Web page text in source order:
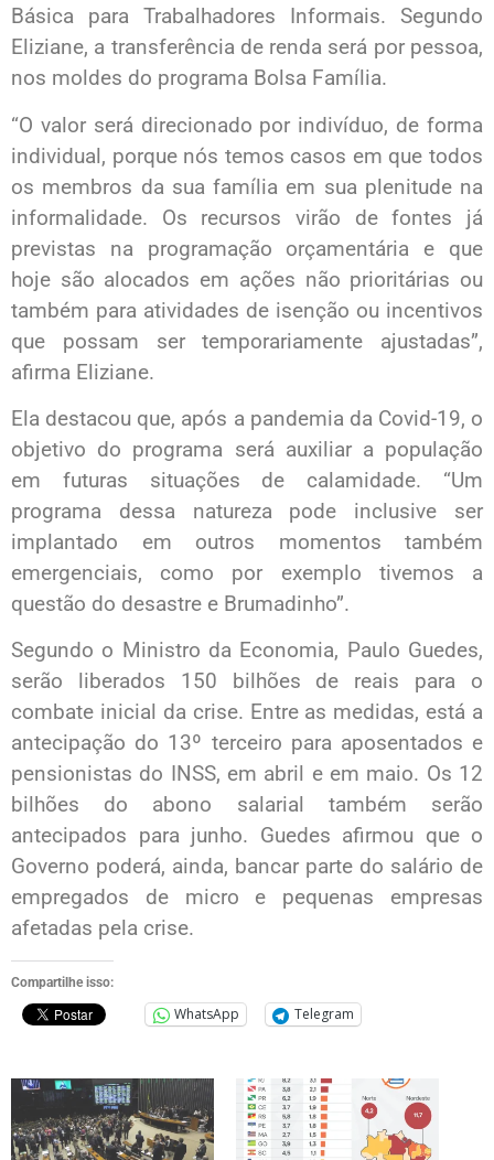
Básica para Trabalhadores Informais. Segundo
Eliziane, a transferência de renda será por pessoa,
nos moldes do programa Bolsa Família.
“O valor será direcionado por indivíduo, de forma
individual, porque nós temos casos em que todos
os membros da sua família em sua plenitude na
informalidade. Os recursos virão de fontes já
previstas na programação orçamentária e que
hoje são alocados em ações não prioritárias ou
também para atividades de isenção ou incentivos
que possam ser temporariamente ajustadas”,
afirma Eliziane.
Ela destacou que, após a pandemia da Covid-19, o
objetivo do programa será auxiliar a população
em futuras situações de calamidade. “Um
programa dessa natureza pode inclusive ser
implantado em outros momentos também
emergenciais, como por exemplo tivemos a
questão do desastre e Brumadinho”.
Segundo o Ministro da Economia, Paulo Guedes,
serão liberados 150 bilhões de reais para o
combate inicial da crise. Entre as medidas, está a
antecipação do 13º terceiro para aposentados e
pensionistas do INSS, em abril e em maio. Os 12
bilhões do abono salarial também serão
antecipados para junho. Guedes afirmou que o
Governo poderá, ainda, bancar parte do salário de
empregados de micro e pequenas empresas
afetadas pela crise.
Compartilhe isso:
WhatsApp Telegram